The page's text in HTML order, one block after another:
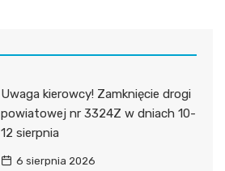
Uwaga kierowcy! Zamknięcie drogi
powiatowej nr 3324Z w dniach 10-
12 sierpnia
6 sierpnia 2026